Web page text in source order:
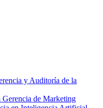
y Auditoría de la
Gerencia de Marketing